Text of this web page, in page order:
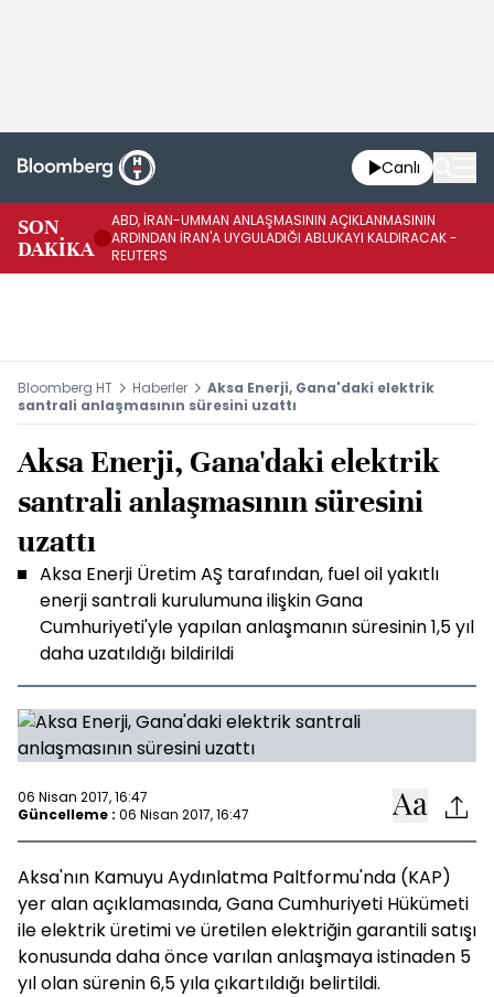
Canlı
SON
DAKİKA
ABD, İRAN-UMMAN ANLAŞMASININ AÇIKLANMASININ
ARDINDAN İRAN'A UYGULADIĞI ABLUKAYI KALDIRACAK -
REUTERS
Bloomberg HT Haberler
Aksa Enerji, Gana'daki elektrik
santrali anlaşmasının süresini uzattı
Aksa Enerji, Gana'daki elektrik
santrali anlaşmasının süresini
uzattı
Aksa Enerji Üretim AŞ tarafından, fuel oil yakıtlı
enerji santrali kurulumuna ilişkin Gana
Cumhuriyeti'yle yapılan anlaşmanın süresinin 1,5 yıl
daha uzatıldığı bildirildi
06 Nisan 2017, 16:47
Güncelleme : 06 Nisan 2017, 16:47
Aksa'nın Kamuyu Aydınlatma Paltformu'nda (KAP)
yer alan açıklamasında, Gana Cumhuriyeti Hükümeti
ile elektrik üretimi ve üretilen elektriğin garantili satışı
konusunda daha önce varılan anlaşmaya istinaden 5
yıl olan sürenin 6,5 yıla çıkartıldığı belirtildi.